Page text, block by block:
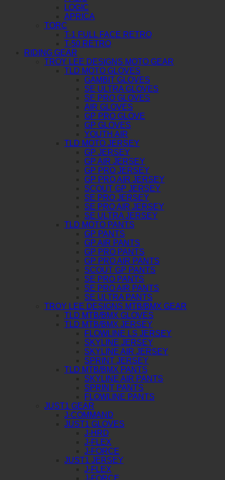
LOGIC
APRICA
TORC
T-1 FULL FACE RETRO
T-50 RETRO
RIDING GEAR
TROY LEE DESIGNS MOTO GEAR
TLD MOTO GLOVES
GAMBIT GLOVES
SE ULTRA GLOVES
SE PRO GLOVES
AIR GLOVES
GP PRO GLOVE
GP GLOVES
YOUTH AIR
TLD MOTO JERSEY
GP JERSEY
GP AIR JERSEY
GP PRO JERSEY
GP PRO AIR JERSEY
SCOUT GP JERSEY
SE PRO JERSEY
SE PRO AIR JERSEY
SE ULTRA JERSEY
TLD MOTO PANTS
GP PANTS
GP AIR PANTS
GP PRO PANTS
GP PRO AIR PANTS
SCOUT GP PANTS
SE PRO PANTS
SE PRO AIR PANTS
SE ULTRA PANTS
TROY LEE DESIGNS MTB/BMX GEAR
TLD MTB/BMX GLOVES
TLD MTB/BMX JERSEY
FLOWLINE LS JERSEY
SKYLINE JERSEY
SKYLINE AIR JERSEY
SPRINT JERSEY
TLD MTB/BMX PANTS
SKYLINE AIR PANTS
SPRINT PANTS
FLOWLINE PANTS
JUST1 GEAR
J-COMMAND
JUST1 GLOVES
J-HRD
J-FLEX
J-FORCE
JUST1 JERSEY
J-FLEX
J-FORCE